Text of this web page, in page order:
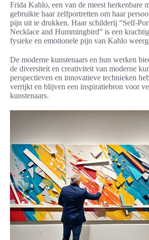
Frida Kahlo, een van de meest herkenbare
gebruikte haar zelfportretten om haar
pijn uit te drukken. Haar schilderij “Self-
Necklace and Hummingbird” is een
fysieke en emotionele pijn van Kahlo
De moderne kunstenaars en hun werken
de diversiteit en creativiteit van moderne
perspectieven en innovatieve technieken
verrijkt en blijven een inspiratiebron voor
kunstenaars.